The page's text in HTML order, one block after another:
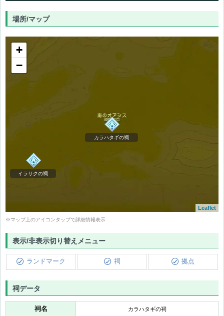
場所/マップ
カラハタギの祠
イラサクの祠
+
−
Leaflet
※マップ上のアイコンタップで詳細情報表示
表示/非表示切り替えメニュー
ランドマーク 祠 拠点
祠データ
祠名 カラハタギの祠